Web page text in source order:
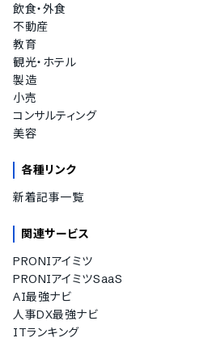
飲食・外食
不動産
教育
観光・ホテル
製造
小売
コンサルティング
美容
各種リンク
新着記事一覧
関連サービス
PRONIアイミツ
PRONIアイミツSaaS
AI最強ナビ
人事DX最強ナビ
ITランキング